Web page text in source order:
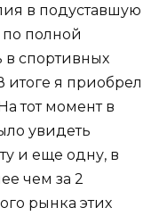
в подуставшую
по полной
в спортивных
итоге я приобрел
тот момент в
увидеть
и еще одну, в
чем за 2
рынка этих